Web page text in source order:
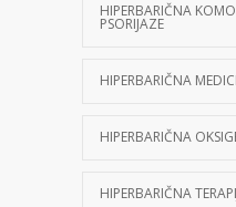
HIPERBARIČNA
PSORIJAZE
HIPERBARIČNA
HIPERBARIČNA
HIPERBARIČNA